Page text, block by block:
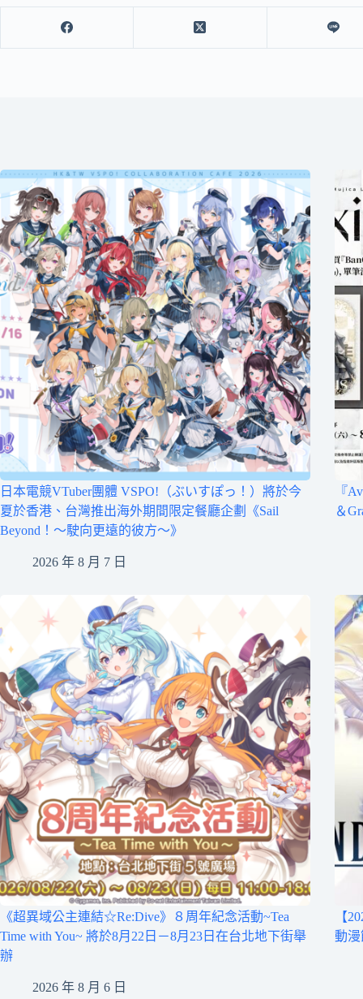
日本電競VTuber團體 VSPO!（ぶいすぽっ！）將於今
夏於香港、台灣推出海外期間限定餐廳企劃《Sail
Beyond！～駛向更遠的彼方～》
2026 年 8 月 7 日
『
＆
《超異域公主連結☆Re:Dive》８周年紀念活動~Tea
Time with You~ 將於8月22日－8月23日在台北地下街舉
辦
2026 年 8 月 6 日
【
動漫